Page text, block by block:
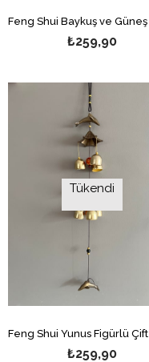
₺259,90
Tükendi
₺259,90